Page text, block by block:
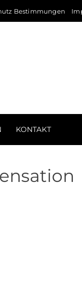
Bestimmungen
KONTAKT